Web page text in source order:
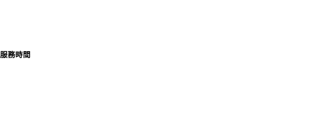
服務時間